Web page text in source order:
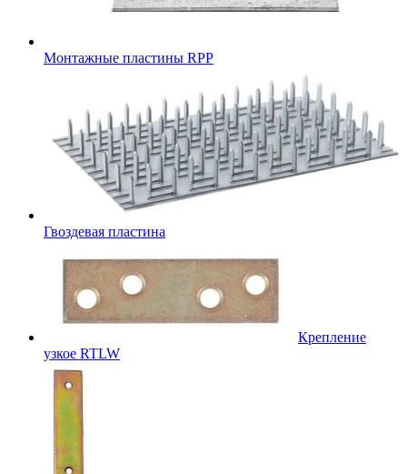
Монтажные пластины RPP
Гвоздевая пластина
Крепление
узкое RTLW